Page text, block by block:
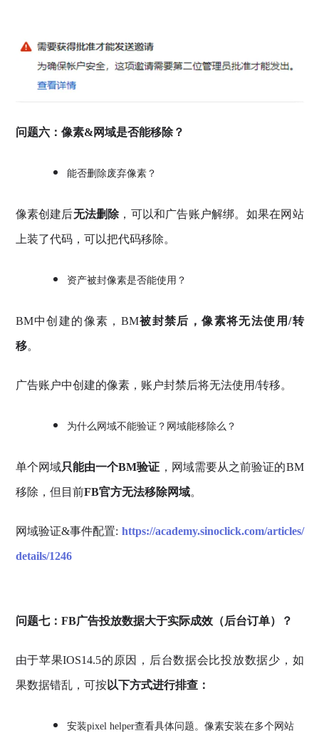
问题六：像素&网域是否能移除？
能否删除废弃像素？
像素创建后无法删除，可以和广告账户解绑。如果在网站
上装了代码，可以把代码移除。
资产被封像素是否能使用？
BM中创建的像素，BM被封禁后，像素将无法使用/转
移。
广告账户中创建的像素，账户封禁后将无法使用/转移。
为什么网域不能验证？网域能移除么？
单个网域只能由一个BM验证 ，网域需要从之前验证的BM
移除，但目前FB官方无法移除网域。
网域验证&事件配置: https://academy.sinoclick.com/articles/
details/1246
问题七：FB广告投放数据大于实际成效（后台订单）？
由于苹果IOS14.5的原因，后台数据会比投放数据少，如
果数据错乱，可按以下方式进行排查：
安装pixel helper查看具体问题。像素安装在多个网站